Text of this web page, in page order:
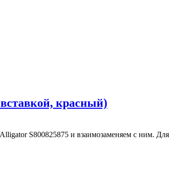
красный)
S800825875 и взаимозаменяем с ним. Для